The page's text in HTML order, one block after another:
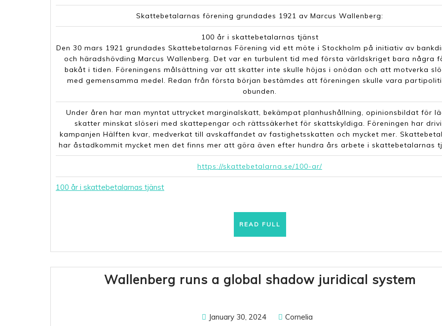
Skattebetalarnas förening grundades 1921 av Marcus Wallenberg:
100 år i skattebetalarnas tjänst
Den 30 mars 1921 grundades Skattebetalarnas Förening vid ett möte i Stockholm på initiativ av
och häradshövding Marcus Wallenberg. Det var en turbulent tid med första världskriget bara några
bakåt i tiden. Föreningens målsättning var att skatter inte skulle höjas i onödan och att motverka
med gemensamma medel. Redan från första början bestämdes att föreningen skulle vara
obunden.
Under åren har man myntat uttrycket marginalskatt, bekämpat planhushållning, opinionsbildat för
skatter minskat slöseri med skattepengar och rättssäkerhet för skattskyldiga. Föreningen har
kampanjen Hälften kvar, medverkat till avskaffandet av fastighetsskatten och mycket mer.
har åstadkommit mycket men det finns mer att göra även efter hundra års arbete i skattebetalarnas
https://skattebetalarna.se/100-ar/
100 år i skattebetalarnas tjänst
READ FULL
Wallenberg runs a global shadow juridical system
January 30, 2024JanuaryCornelia